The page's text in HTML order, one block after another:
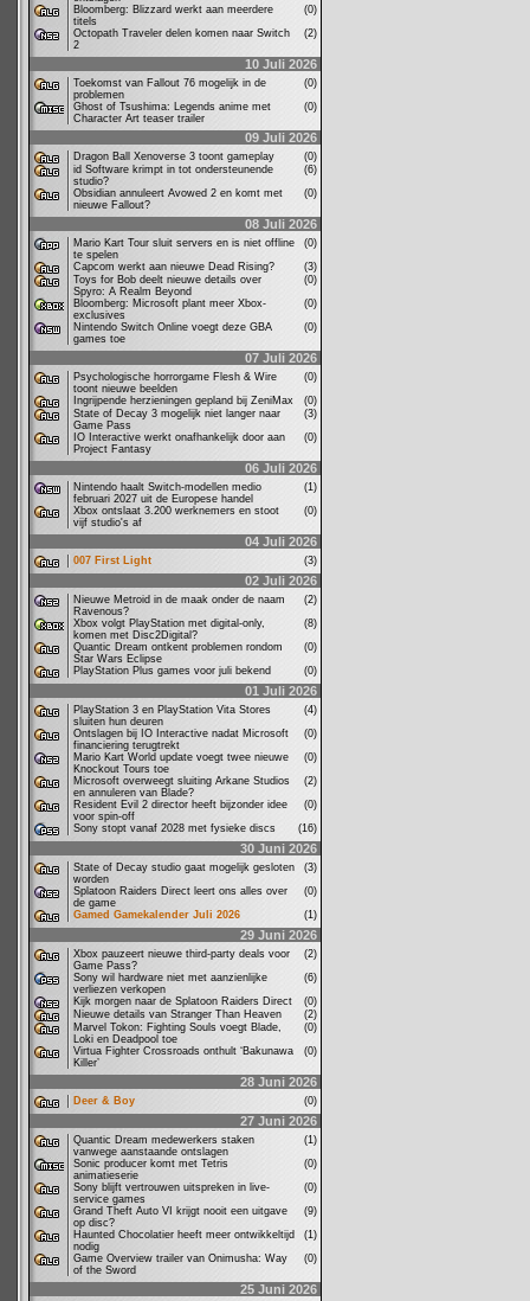
Bloomberg: Blizzard werkt aan meerdere
titels
(0)
Octopath Traveler delen komen naar Switch
2
(2)
10 Juli 2026
Toekomst van Fallout 76 mogelijk in de
problemen
(0)
Ghost of Tsushima: Legends anime met
Character Art teaser trailer
(0)
09 Juli 2026
Dragon Ball Xenoverse 3 toont gameplay
(0)
id Software krimpt in tot ondersteunende
studio?
(6)
Obsidian annuleert Avowed 2 en komt met
nieuwe Fallout?
(0)
08 Juli 2026
Mario Kart Tour sluit servers en is niet offline
te spelen
(0)
Capcom werkt aan nieuwe Dead Rising?
(3)
Toys for Bob deelt nieuwe details over
Spyro: A Realm Beyond
(0)
Bloomberg: Microsoft plant meer Xbox-
exclusives
(0)
Nintendo Switch Online voegt deze GBA
games toe
(0)
07 Juli 2026
Psychologische horrorgame Flesh & Wire
toont nieuwe beelden
(0)
Ingrijpende herzieningen gepland bij ZeniMax
(0)
State of Decay 3 mogelijk niet langer naar
Game Pass
(3)
IO Interactive werkt onafhankelijk door aan
Project Fantasy
(0)
06 Juli 2026
Nintendo haalt Switch-modellen medio
februari 2027 uit de Europese handel
(1)
Xbox ontslaat 3.200 werknemers en stoot
vijf studio's af
(0)
04 Juli 2026
007 First Light (3)
02 Juli 2026
Nieuwe Metroid in de maak onder de naam
Ravenous?
(2)
Xbox volgt PlayStation met digital-only,
komen met Disc2Digital?
(8)
Quantic Dream ontkent problemen rondom
Star Wars Eclipse
(0)
PlayStation Plus games voor juli bekend
(0)
01 Juli 2026
PlayStation 3 en PlayStation Vita Stores
sluiten hun deuren
(4)
Ontslagen bij IO Interactive nadat Microsoft
financiering terugtrekt
(0)
Mario Kart World update voegt twee nieuwe
Knockout Tours toe
(0)
Microsoft overweegt sluiting Arkane Studios
en annuleren van Blade?
(2)
Resident Evil 2 director heeft bijzonder idee
voor spin-off
(0)
Sony stopt vanaf 2028 met fysieke discs
(16)
30 Juni 2026
State of Decay studio gaat mogelijk gesloten
worden
(3)
Splatoon Raiders Direct leert ons alles over
de game
(0)
Gamed Gamekalender Juli 2026
(1)
29 Juni 2026
Xbox pauzeert nieuwe third-party deals voor
Game Pass?
(2)
Sony wil hardware niet met aanzienlijke
verliezen verkopen
(6)
Kijk morgen naar de Splatoon Raiders Direct
(0)
Nieuwe details van Stranger Than Heaven
(2)
Marvel Tokon: Fighting Souls voegt Blade,
Loki en Deadpool toe
(0)
Virtua Fighter Crossroads onthult ‘Bakunawa
Killer’
(0)
28 Juni 2026
Deer & Boy (0)
27 Juni 2026
Quantic Dream medewerkers staken
vanwege aanstaande ontslagen
(1)
Sonic producer komt met Tetris
animatieserie
(0)
Sony blijft vertrouwen uitspreken in live-
service games
(0)
Grand Theft Auto VI krijgt nooit een uitgave
op disc?
(9)
Haunted Chocolatier heeft meer ontwikkeltijd
nodig
(1)
Game Overview trailer van Onimusha: Way
of the Sword
(0)
25 Juni 2026